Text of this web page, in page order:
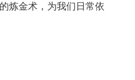
炼金术，为我们日常依